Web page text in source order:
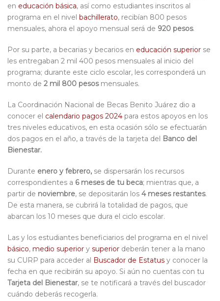
en educación básica, así como estudiantes inscritos al
programa en el nivel bachillerato, recibían 800 pesos
mensuales, ahora el apoyo mensual será de 920 pesos.
Por su parte, a becarias y becarios en educación superior se
les entregaban 2 mil 400 pesos mensuales al inicio del
programa; durante este ciclo escolar, les corresponderá un
monto de 2 mil 800 pesos mensuales.
La Coordinación Nacional de Becas Benito Juárez dio a
conocer el calendario pagos 2024 para estos apoyos en los
tres niveles educativos, en esta ocasión sólo se efectuarán
dos pagos en el año, a través de la tarjeta del
Banco del
Bienestar.
Durante enero y febrero, se dispersarán los recursos
correspondientes a 6 meses de tu beca; mientras que, a
partir de noviembre, se depositarán los 4 meses restantes.
De esta manera, se cubrirá la totalidad de pagos, que
abarcan los 10 meses que dura el ciclo escolar.
Las y los estudiantes beneficiarios del programa en el nivel
básico, medio superior y superior deberán tener a la mano
su CURP para acceder al
Buscador de Estatus y conocer la
fecha en que recibirán su apoyo. Si aún no cuentas con tu
Tarjeta del Bienestar, se te notificará a través del buscador
cuándo deberás recogerla.